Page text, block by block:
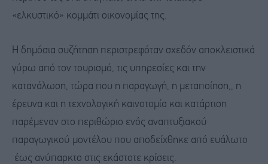
«ελκυστικό» κομμάτι οικονομίας της.
Η δημόσια συζήτηση περιστρεφόταν σχεδόν αποκλειστικά
γύρω από τον τουρισμό, τις υπηρεσίες και την
κατανάλωση, τώρα που η παραγωγή, η μεταποίηση,, η
έρευνα και η τεχνολογική καινοτομία και κατάρτιση
παρέμεναν στο περιθώριο ενός αναπτυξιακού
παραγωγικού μοντέλου που αποδείχθηκε από ευάλωτο
έως ανύπαρκτο στις εκάστοτε κρίσεις.